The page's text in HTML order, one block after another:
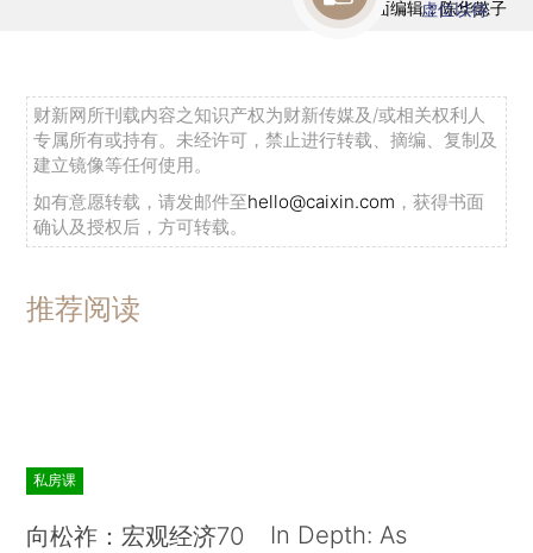
版面编辑：陈华懿子
虚位以待
财新网所刊载内容之知识产权为财新传媒及/或相关权利人
专属所有或持有。未经许可，禁止进行转载、摘编、复制及
建立镜像等任何使用。
如有意愿转载，请发邮件至hello@caixin.com ，获得书面
确认及授权后，方可转载。
推荐阅读
私房课
向松祚：宏观经济70
In Depth: As